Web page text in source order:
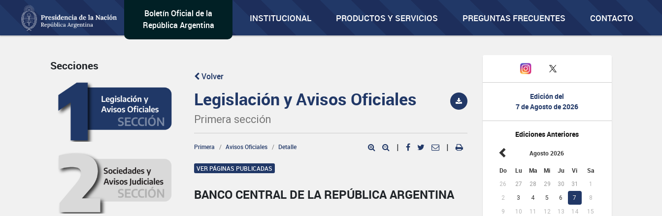
Boletín Oficial de la
República Argentina
INSTITUCIONAL PRODUCTOS Y SERVICIOS PREGUNTAS FRECUENTES CONTACTO
Edición del
7 de Agosto de 2026
Ediciones Anteriores
Agosto 2026
Do Lu Ma Mi Ju Vi Sa
26 27 28 29 30 31
1
2
3 4 5 6 7
8
9
10 11 12 13 14
15
Secciones
Volver
Legislación y Avisos Oficiales
Primera sección
Primera Avisos Oficiales Detalle | |
VER PÁGINAS PUBLICADAS
BANCO CENTRAL DE LA REPÚBLICA ARGENTINA